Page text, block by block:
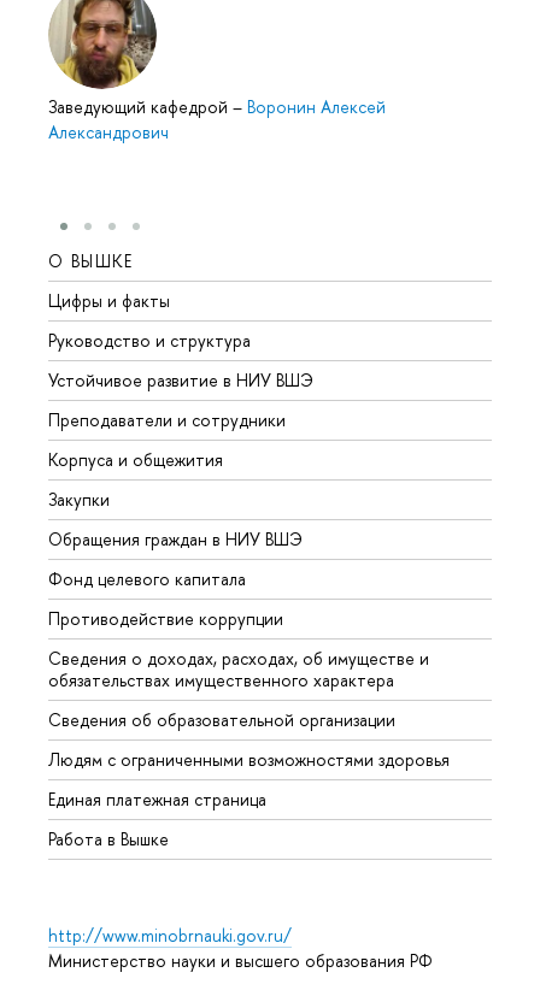
Заведующий кафедрой – Воронин Алексей
Александрович
О ВЫШКЕ
Цифры и факты
Руководство и структура
Устойчивое развитие в НИУ ВШЭ
Преподаватели и сотрудники
Корпуса и общежития
Закупки
Обращения граждан в НИУ ВШЭ
Фонд целевого капитала
Противодействие коррупции
Сведения о доходах, расходах, об имуществе и
обязательствах имущественного характера
Сведения об образовательной организации
Людям с ограниченными возможностями здоровья
Единая платежная страница
Работа в Вышке
http://www.minobrnauki.gov.ru/
Министерство науки и высшего образования РФ